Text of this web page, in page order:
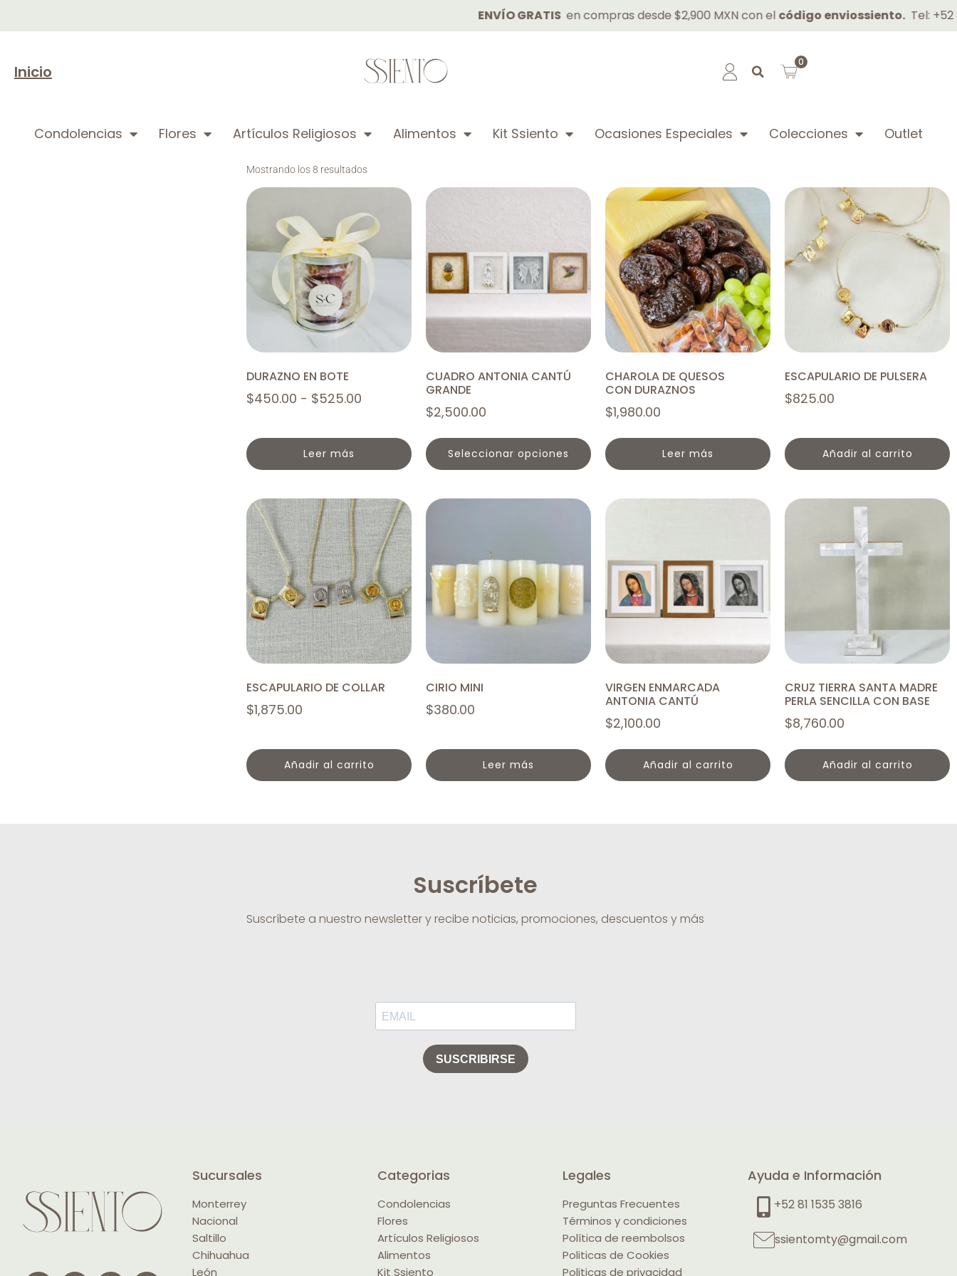
ENVÍO GRATISen compras desde $2,900 MXN con elcódigo enviossiento. Tel: +52 81
Inicio
0
Condolencias Flores Artículos Religiosos Alimentos Kit Ssiento Ocasiones Especiales Colecciones Outlet
Mostrando los 8 resultados
DURAZNO EN BOTE
$450.00 - $525.00
leer más
CUADRO ANTONIA CANTÚ
GRANDE
$2,500.00
seleccionar opciones
CHAROLA DE QUESOS
CON DURAZNOS
$1,980.00
leer más
ESCAPULARIO DE PULSERA
$825.00
añadir al carrito
ESCAPULARIO DE COLLAR
$1,875.00
añadir al carrito
CIRIO MINI
$380.00
leer más
VIRGEN ENMARCADA
ANTONIA CANTÚ
$2,100.00
añadir al carrito
CRUZ TIERRA SANTA MADRE
PERLA SENCILLA CON BASE
$8,760.00
añadir al carrito
Suscríbete
Suscríbete a nuestro newsletter y recibe noticias, promociones, descuentos y más
Sucursales
Monterrey
Nacional
Saltillo
Chihuahua
León
Categorias
Condolencias
Flores
Artículos Religiosos
Alimentos
Kit Ssiento
Legales
Preguntas Frecuentes
Términos y condiciones
Política de reembolsos
Politicas de Cookies
Politicas de privacidad
Ayuda e Información
+52 81 1535 3816
ssientomty@gmail.com